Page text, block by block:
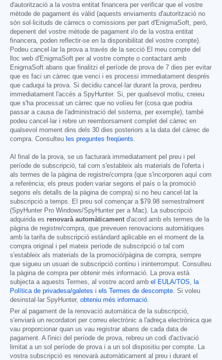
d'autorització a la vostra entitat financera per verificar que el vostre
mètode de pagament és vàlid (aquests enviaments d'autorització no
són sol·licituds de càrrecs o comissions per part d'EnigmaSoft, però,
depenent del vostre mètode de pagament i/o de la vostra entitat
financera, poden reflectir-se en la disponibilitat del vostre compte).
Podeu cancel·lar la prova a través de la secció El meu compte del
lloc web d'EnigmaSoft per al vostre compte o contactant amb
EnigmaSoft abans que finalitzi el període de prova de 7 dies per evitar
que es faci un càrrec que venci i es processi immediatament després
que caduqui la prova. Si decidiu cancel·lar durant la prova, perdreu
immediatament l'accés a SpyHunter. Si, per qualsevol motiu, creieu
que s'ha processat un càrrec que no volíeu fer (cosa que podria
passar a causa de l'administració del sistema, per exemple), també
podeu cancel·lar i rebre un reemborsament complet del càrrec en
qualsevol moment dins dels 30 dies posteriors a la data del càrrec de
compra. Consulteu les preguntes freqüents
Al final de la prova, se us facturarà immediatament pel preu i pel
període de subscripció, tal com s'estableix als materials de l'oferta i
als termes de la pàgina de registre/compra (que s'incorporen aquí com
a referència; els preus poden variar segons el país o la promoció
segons els detalls de la pàgina de compra) si no heu cancel·lat la
subscripció a temps. El preu sol començar a $79.98 semestralment
(SpyHunter Pro Windows/SpyHunter per a Mac). La subscripció
adquirida es renovarà automàticament d'acord amb els termes de la
pàgina de registre/compra, que preveuen renovacions automàtiques
amb la tarifa de subscripció estàndard aplicable en el moment de la
compra original i pel mateix període de subscripció o tal com
s'estableix als materials de la promoció/pàgina de compra, sempre
que sigueu un usuari de subscripció continu i ininterromput. Consulteu
la pàgina de compra per obtenir més informació. La prova està
subjecta a aquests Termes, al vostre acord amb el EULA/TOS
la
Política de privadesa/galetes i els Termes de descompte . Si voleu
desinstal·lar SpyHunter, obteniu més informació
Per al pagament de la renovació automàtica de la subscripció,
s'enviarà un recordatori per correu electrònic a l'adreça electrònica que
vau proporcionar quan us vau registrar abans de cada data de
pagament. A l'inici del període de prova, rebreu un codi d'activació
limitat a un sol període de prova i a un sol dispositiu per compte. La
vostra subscripció es renovarà automàticament al preu i durant el